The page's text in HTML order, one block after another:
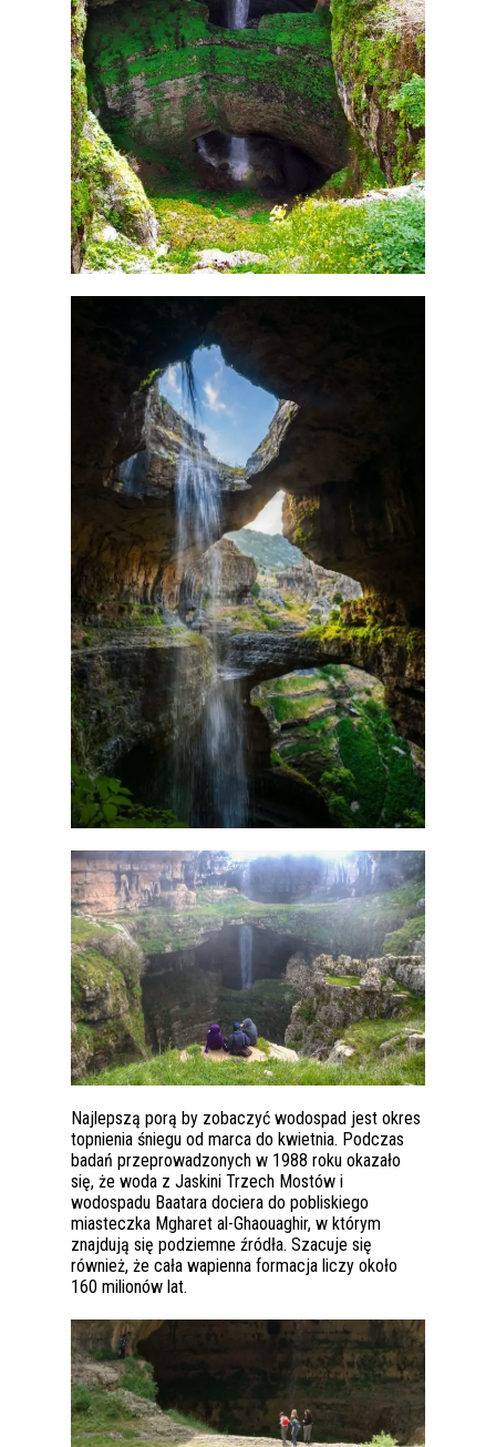
Najlepszą porą by zobaczyć wodospad jest okres
topnienia śniegu od marca do kwietnia. Podczas
badań przeprowadzonych w 1988 roku okazało
się, że woda z Jaskini Trzech Mostów i
wodospadu Baatara dociera do pobliskiego
miasteczka Mgharet al-Ghaouaghir, w którym
znajdują się podziemne źródła. Szacuje się
również, że cała wapienna formacja liczy około
160 milionów lat.